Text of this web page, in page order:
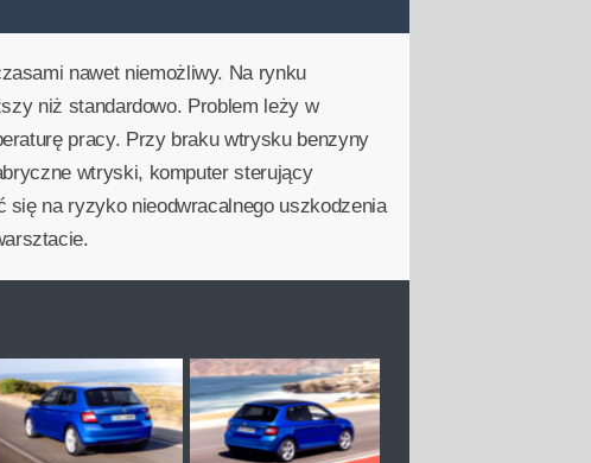
nawet niemożliwy. Na rynku
niż standardowo. Problem leży w
pracy. Przy braku wtrysku benzyny
wtryski, komputer sterujący
się na ryzyko nieodwracalnego uszkodzenia